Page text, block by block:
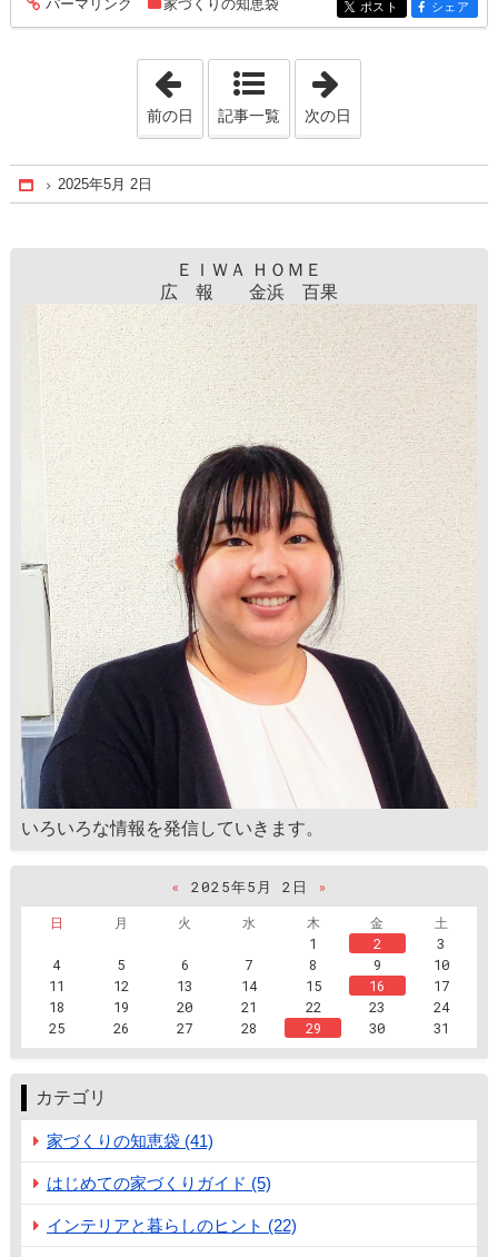
entry244
パーマリンク 家づくりの知恵袋 entry244
ポスト entry244
シェア
「2025年4月19日」
前の日 記事一覧 次の日
Home
2025年5月 2日
ＥＩＷＡ ＨＯＭＥ
広 報 金浜 百果
いろいろな情報を発信していきます。
« 2025年5月 2日
»
日
月 火 水 木 金
土
1
2
3
4
5 6 7 8 9
10
11
12 13 14 15 16
17
18
19 20 21 22 23
24
25
26 27 28 29 30 31
カテゴリ
家づくりの知恵袋 (41)
はじめての家づくりガイド (5)
インテリアと暮らしのヒント (22)